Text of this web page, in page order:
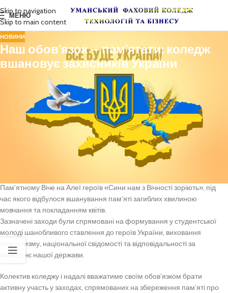
Skip to navigation
Skip to main content
МЕНЮ
НОВИНИ
Наш обов’язок — пам’ятати: коледж
вшановує захисників України
З метою вшанування подвигу та самопожертви захисників України у
коледжі було проведено низку заходів:
організовано урочисте покладання квітів до пам’ятника загиблим на
території коледжу за участю студентів, викладачів та працівників
взято участь у Всеукраїнському легкоатлетичному забігу «Шаную
воїнів — біжу за героїв України», що стало проявом вдячності та
Пам’ятному Віче на Алеї героїв «Сини нам з Вічності зоріють», під
час якого відбулося вшанування пам’яті загиблих хвилиною
мовчання та покладанням квітів.
Зазначені заходи були спрямовані на формування у студентської
молоді шанобливого ставлення до героїв України, виховання
патріотизму, національної свідомості та відповідальності за
майбутнє нашої держави.
Колектив коледжу і надалі вважатиме своїм обов’язком брати
активну участь у заходах, спрямованих на збереження пам’яті про